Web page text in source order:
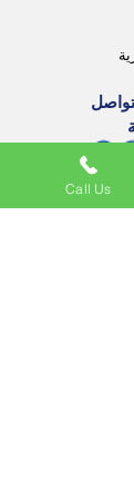
Call Us